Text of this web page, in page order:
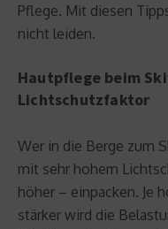
Pflege. Mit diesen
nicht leiden.
Hautpflege beim
Lichtschutzfaktor
Wer in die Berge zum
mit sehr hohem
höher – einpacken. Je
stärker wird die